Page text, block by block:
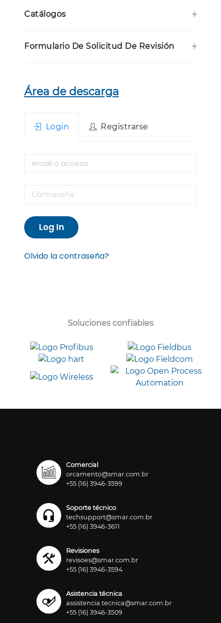
Catálogos
Formulario De Solicitud De Revisión
Área de descarga
Login Registrarse
Log In
Olvido la contraseña?
Soluciones confiables
Comercial
orcamento@smar.com.br
+55 (16) 3946-3599
Soporte técnico
techsupport@smar.com.br
+55 (16) 3946-3611
Revisiones
revisoes@smar.com.br
+55 (16) 3946-3594
Asistencia técnica
assistencia.tecnica@smar.com.br
+55 (16) 3946-3509